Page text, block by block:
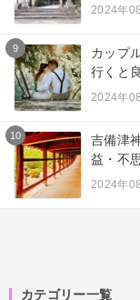
2024年
9
カップ
行くと
2024年
10
吉備津
益・不
2024年
カテゴリー一覧